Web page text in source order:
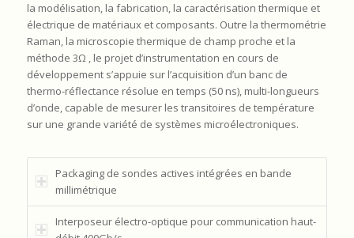
la modélisation, la fabrication, la caractérisation thermique et
électrique de matériaux et composants. Outre la thermométrie
Raman, la microscopie thermique de champ proche et la
méthode 3Ω , le projet d’instrumentation en cours de
développement s’appuie sur l’acquisition d’un banc de
thermo-réflectance résolue en temps (50 ns), multi-longueurs
d’onde, capable de mesurer les transitoires de température
sur une grande variété de systèmes microélectroniques.
Packaging de sondes actives intégrées en bande
millimétrique
Interposeur électro-optique pour communication haut-